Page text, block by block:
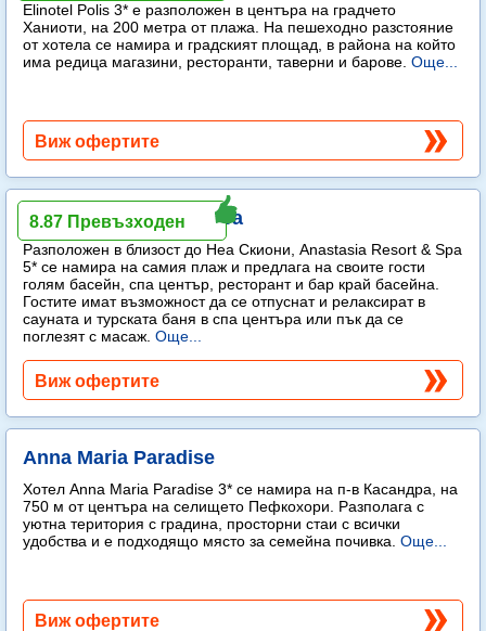
Elinotel Polis 3* е разположен в центъра на градчето
Ханиоти, на 200 метра от плажа. На пешеходно разстояние
от хотела се намира и градският площад, в района на който
има редица магазини, ресторанти, таверни и барове. Още...
Виж офертите
Anastasia Resort & Spa
Разположен в близост до Неа Скиони, Anastasia Resort & Spa
5* се намира на самия плаж и предлага на своите гости
голям басейн, спа център, ресторант и бар край басейна.
Гостите имат възможност да се отпуснат и релаксират в
сауната и турската баня в спа центъра или пък да се
поглезят с масаж. Още...
8.87 Превъзходен
Виж офертите
Anna Maria Paradise
Хотел Anna Maria Paradise 3* се намира на п-в Касандра, на
750 м от центъра на селището Пефкохори. Разполага с
уютна територия с градина, просторни стаи с всички
удобства и е подходящо място за семейна почивка. Още...
Виж офертите